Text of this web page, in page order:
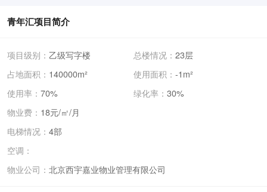
青年汇项目简介
项目级别： 乙级写字楼 总楼情况： 23层
占地面积： 140000m² 使用面积： -1m²
使用率： 70% 绿化率： 30%
物业费： 18元/㎡/月
电梯情况： 4部
空调：
物业公司： 北京西宇嘉业物业管理有限公司